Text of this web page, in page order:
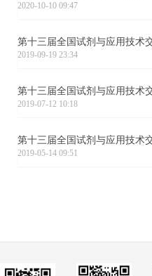
2020-10-10 09:47
第十三届全国试剂与应用技术
2019-09-19 23:34
第十三届全国试剂与应用技术
2019-07-12 10:18
第十三届全国试剂与应用技术
2019-05-14 09:51